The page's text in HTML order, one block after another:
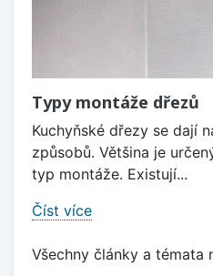
Typy montáže dřezů
Kuchyňské dřezy se dají
způsobů. Většina je
typ montáže. Existují...
Číst více
Všechny články a témata